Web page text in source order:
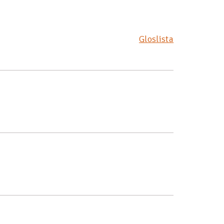
Gloslista